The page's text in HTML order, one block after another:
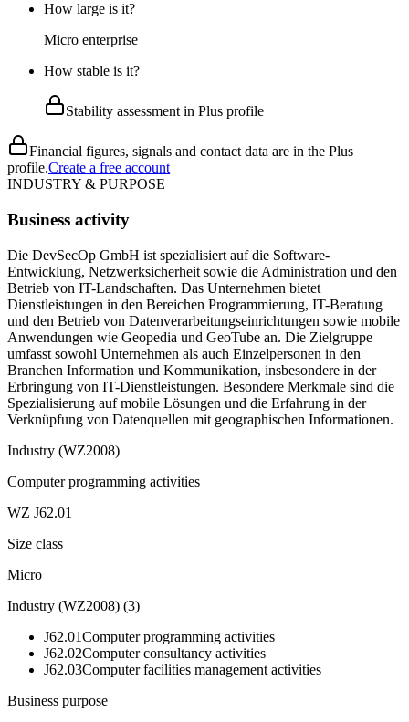
How large is it?
Micro enterprise
How stable is it?
Stability assessment in Plus profile
Financial figures, signals and contact data are in the Plus
profile.Create a free account
INDUSTRY & PURPOSE
Business activity
Die DevSecOp GmbH ist spezialisiert auf die Software-
Entwicklung, Netzwerksicherheit sowie die Administration und den
Betrieb von IT-Landschaften. Das Unternehmen bietet
Dienstleistungen in den Bereichen Programmierung, IT-Beratung
und den Betrieb von Datenverarbeitungseinrichtungen sowie mobile
Anwendungen wie Geopedia und GeoTube an. Die Zielgruppe
umfasst sowohl Unternehmen als auch Einzelpersonen in den
Branchen Information und Kommunikation, insbesondere in der
Erbringung von IT-Dienstleistungen. Besondere Merkmale sind die
Spezialisierung auf mobile Lösungen und die Erfahrung in der
Verknüpfung von Datenquellen mit geographischen Informationen.
Industry (WZ2008)
Computer programming activities
WZ J62.01
Size class
Micro
Industry (WZ2008) (3)
J62.01Computer programming activities
J62.02Computer consultancy activities
J62.03Computer facilities management activities
Business purpose